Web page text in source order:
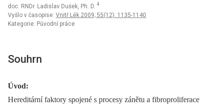
doc. RNDr. Ladislav Dušek, Ph. D. 4
Vyšlo v časopise: Vnitř Lék 2009; 55(12): 1135-1140
Kategorie: Původní práce
Souhrn
Úvod:
Hereditární faktory spojené s procesy zánětu a fibroproliferace